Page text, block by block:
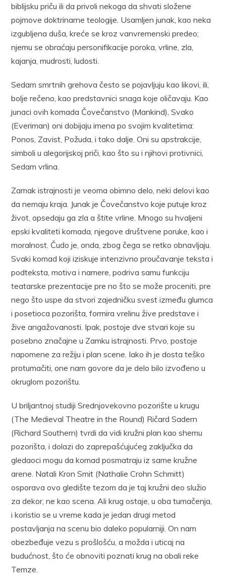
biblijsku priču ili da privoli nekoga da shvati složene
pojmove doktrinarne teologije. Usamljen junak, kao neka
izgubljena duša, kreće se kroz vanvremenski predeo;
njemu se obraćaju personifikacije poroka, vrline, zla,
kajanja, mudrosti, ludosti.
Sedam smrtnih grehova često se pojavljuju kao likovi, ili,
bolje rečeno, kao predstavnici snaga koje oličavaju. Kao
junaci ovih komada Čovečanstvo (Mankind), Svako
(Everiman) oni dobijaju imena po svojim kvalitetima:
Ponos, Zavist, Požuda, i tako dalje. Oni su apstrakcije,
simboli u alegorijskoj priči, kao što su i njihovi protivnici,
Sedam vrlina.
Zamak istrajnosti je veoma obimno delo, neki delovi kao
da nemaju kraja. Junak je Čovečanstvo koje putuje kroz
život, opsedaju ga zla a štite vrline. Mnogo su hvaljeni
epski kvaliteti komada, njegove društvene poruke, kao i
moralnost. Čudo je, onda, zbog čega se retko obnavljaju.
Svaki komad koji iziskuje intenzivno proučavanje teksta i
podteksta, motiva i namere, podriva samu funkciju
teatarske prezentacije pre no što se može proceniti, pre
nego što uspe da stvori zajedničku svest između glumca
i posetioca pozorišta, formira vrelinu žive predstave i
žive angažovanosti. Ipak, postoje dve stvari koje su
posebno značajne u Zamku istrajnosti. Prvo, postoje
napomene za režiju i plan scene. Iako ih je dosta teško
protumačiti, one nam govore da je delo bilo izvođeno u
okruglom pozorištu.
U briljantnoj studiji Srednjovekovno pozorište u krugu
(The Medieval Theatre in the Round) Ričard Sadern
(Richard Southern) tvrdi da vidi kružni plan kao shemu
pozorišta, i dolazi do zaprepašćujućeg zaključka da
gledaoci mogu da komad posmatraju iz same kružne
arene. Natali Kron Smit (Nathalie Crohn Schmitt)
osporava ovo gledište tezom da je taj kružni deo služio
za dekor, ne kao scena. Ali krug ostaje, u oba tumačenja,
i koristio se u vreme kada je jedan drugi metod
postavljanja na scenu bio daleko popularniji. On nam
obezbeđuje vezu s prošlošću, a možda i uticaj na
budućnost, što će obnoviti poznati krug na obali reke
Temze.